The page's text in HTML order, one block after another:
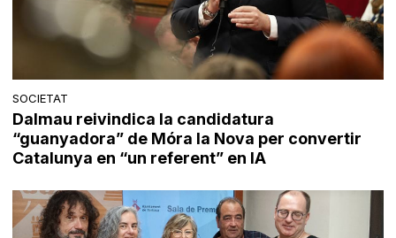
SOCIETAT
Dalmau reivindica la candidatura
“guanyadora” de Móra la Nova per convertir
Catalunya en “un referent” en IA